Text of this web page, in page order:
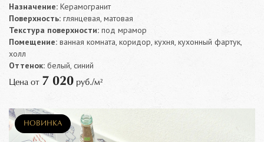
Назначение: Керамогранит
Поверхность: глянцевая, матовая
Текстура поверхности: под мрамор
Помещение: ванная комната, коридор, кухня, кухонный фартук,
холл
Оттенок: белый, синий
Цена от 7 020 руб./м²
НОВИНКА